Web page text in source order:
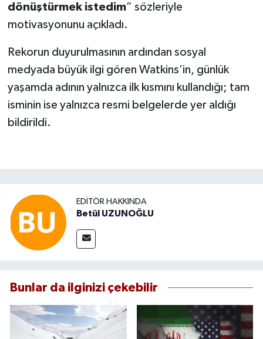
dönüştürmek istedim” sözleriyle
motivasyonunu açıkladı.
Rekorun duyurulmasının ardından sosyal
medyada büyük ilgi gören Watkins’in, günlük
yaşamda adının yalnızca ilk kısmını kullandığı; tam
isminin ise yalnızca resmi belgelerde yer aldığı
bildirildi.
EDITÖR HAKKINDA
Betül UZUNOĞLU
Bunlar da ilginizi çekebilir